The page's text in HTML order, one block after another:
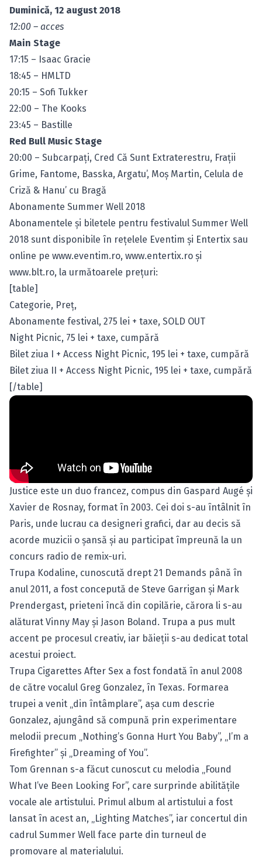
Duminică, 12 august 2018
12:00 – acces
Main Stage
17:15 – Isaac Gracie
18:45 – HMLTD
20:15 – Sofi Tukker
22:00 – The Kooks
23:45 – Bastille
Red Bull Music Stage
20:00 – Subcarpaţi, Cred Că Sunt Extraterestru, Fraţii
Grime, Fantome, Basska, Argatu’, Moş Martin, Celula de
Criză & Hanu’ cu Bragă
Abonamente Summer Well 2018
Abonamentele şi biletele pentru festivalul Summer Well
2018 sunt disponibile în reţelele Eventim şi Entertix sau
online pe www.eventim.ro, www.entertix.ro şi
www.blt.ro, la următoarele prețuri:
[table]
Categorie, Preț,
Abonamente festival, 275 lei + taxe, SOLD OUT
Night Picnic, 75 lei + taxe, cumpără
Bilet ziua I + Access Night Picnic, 195 lei + taxe, cumpără
Bilet ziua II + Access Night Picnic, 195 lei + taxe, cumpără
[/table]
Justice este un duo francez, compus din Gaspard Augé şi
Xavier de Rosnay, format în 2003. Cei doi s-au întâlnit în
Paris, unde lucrau ca designeri grafici, dar au decis să
acorde muzicii o şansă şi au participat împreună la un
concurs radio de remix-uri.
Trupa Kodaline, cunoscută drept 21 Demands până în
anul 2011, a fost concepută de Steve Garrigan şi Mark
Prendergast, prieteni încă din copilărie, cărora li s-au
alăturat Vinny May şi Jason Boland. Trupa a pus mult
accent pe procesul creativ, iar băieţii s-au dedicat total
acestui proiect.
Trupa Cigarettes After Sex a fost fondată în anul 2008
de către vocalul Greg Gonzalez, în Texas. Formarea
trupei a venit „din întâmplare”, aşa cum descrie
Gonzalez, ajungând să compună prin experimentare
melodii precum „Nothing’s Gonna Hurt You Baby”, „I’m a
Firefighter” şi „Dreaming of You”.
Tom Grennan s-a făcut cunoscut cu melodia „Found
What I’ve Been Looking For”, care surprinde abilităţile
vocale ale artistului. Primul album al artistului a fost
lansat în acest an, „Lighting Matches”, iar concertul din
cadrul Summer Well face parte din turneul de
promovare al materialului.